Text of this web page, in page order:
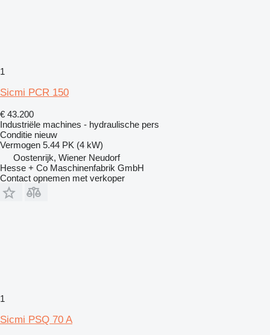
1
Sicmi PCR 150
€ 43.200
Industriële machines - hydraulische pers
Conditie nieuw
Vermogen 5.44 PK (4 kW)
Oostenrijk, Wiener Neudorf
Hesse + Co Maschinenfabrik GmbH
Contact opnemen met verkoper
1
Sicmi PSQ 70 A